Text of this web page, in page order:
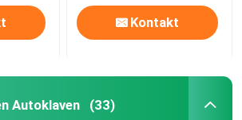
Kontakt
Autoklaven (33)